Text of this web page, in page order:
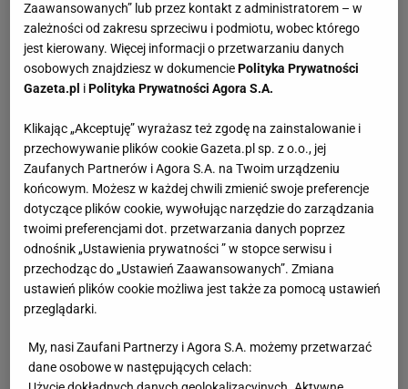
Zaawansowanych” lub przez kontakt z administratorem – w
zależności od zakresu sprzeciwu i podmiotu, wobec którego
jest kierowany. Więcej informacji o przetwarzaniu danych
osobowych znajdziesz w dokumenciePolityka Prywatności
Gazeta.pl iPolityka Prywatności Agora S.A.
Klikając „Akceptuję” wyrażasz też zgodę na zainstalowanie i
przechowywanie plików cookie Gazeta.pl sp. z o.o., jej
Zaufanych Partnerów i Agora S.A. na Twoim urządzeniu
końcowym. Możesz w każdej chwili zmienić swoje preferencje
dotyczące plików cookie, wywołując narzędzie do zarządzania
twoimi preferencjami dot. przetwarzania danych poprzez
odnośnik „Ustawienia prywatności ” w stopce serwisu i
przechodząc do „Ustawień Zaawansowanych”. Zmiana
ustawień plików cookie możliwa jest także za pomocą ustawień
przeglądarki.
My, nasi Zaufani Partnerzy i Agora S.A. możemy przetwarzać
dane osobowe w następujących celach: